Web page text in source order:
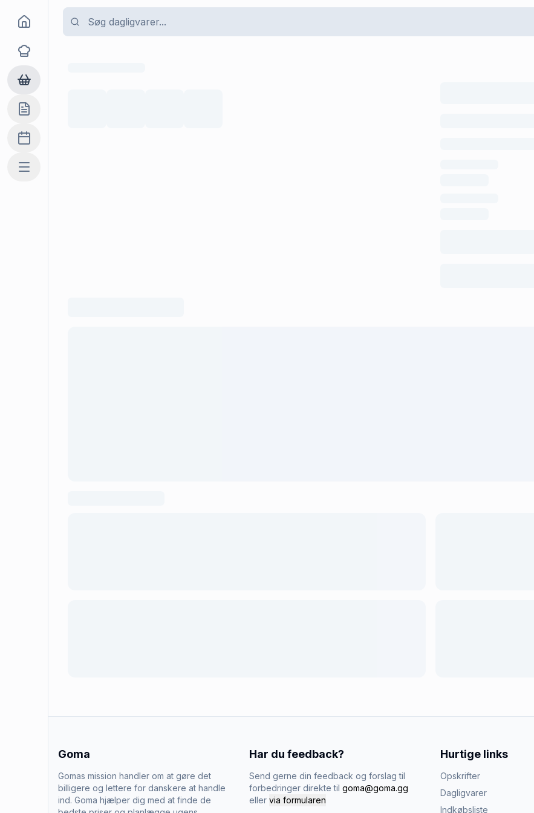
Goma
Opskrifter
Dagligvarer
Indkøbslisten
Madplan
Mere
Goma
Gomas mission handler om at gøre det
billigere og lettere for danskere at handle
ind. Goma hjælper dig med at finde de
Har du feedback?
Send gerne din feedback og forslag til
forbedringer direkte til goma@goma.gg
eller via formularen
Hurtige links
Opskrifter
Dagligvarer
Indkøbsliste